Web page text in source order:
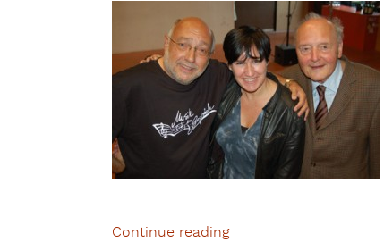
Continue reading„„Musik im Gespräch“